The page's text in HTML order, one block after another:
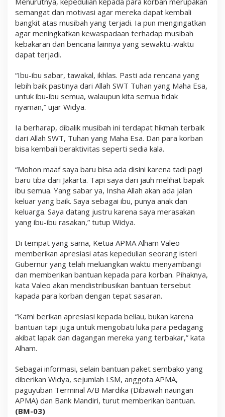
semangat dan motivasi agar mereka dapat kembali
bangkit atas musibah yang terjadi. Ia pun mengingatkan
agar meningkatkan kewaspadaan terhadap musibah
kebakaran dan bencana lainnya yang sewaktu-waktu
dapat terjadi.
“Ibu-ibu sabar, tawakal, ikhlas. Pasti ada rencana yang
lebih baik pastinya dari Allah SWT Tuhan yang Maha Esa,
untuk ibu-ibu semua, walaupun kita semua tidak
nyaman,” ujar Widya.
Ia berharap, dibalik musibah ini terdapat hikmah terbaik
dari Allah SWT, Tuhan yang Maha Esa. Dan para korban
bisa kembali beraktivitas seperti sedia kala.
“Mohon maaf saya baru bisa ada disini karena tadi pagi
baru tiba dari Jakarta. Tapi saya dari jauh melihat bapak
ibu semua. Yang sabar ya, Insha Allah akan ada jalan
keluar yang baik. Saya sebagai ibu, punya anak dan
keluarga. Saya datang justru karena saya merasakan
yang ibu-ibu rasakan,” tutup Widya.
Di tempat yang sama, Ketua APMA Alham Valeo
memberikan apresiasi atas kepedulian seorang isteri
Gubernur yang telah meluangkan waktu menyambangi
dan memberikan bantuan kepada para korban. Pihaknya,
kata Valeo akan mendistribusikan bantuan tersebut
kapada para korban dengan tepat sasaran.
“Kami berikan apresiasi kepada beliau, bukan karena
bantuan tapi juga untuk mengobati luka para pedagang
akibat lapak dan dagangan mereka yang terbakar,” kata
Alham.
Sebagai informasi, selain bantuan paket sembako yang
diberikan Widya, sejumlah LSM, anggota APMA,
paguyuban Terminal A/B Mardika (Dibawah naungan
APMA) dan Bank Mandiri, turut memberikan bantuan.
(BM-03)